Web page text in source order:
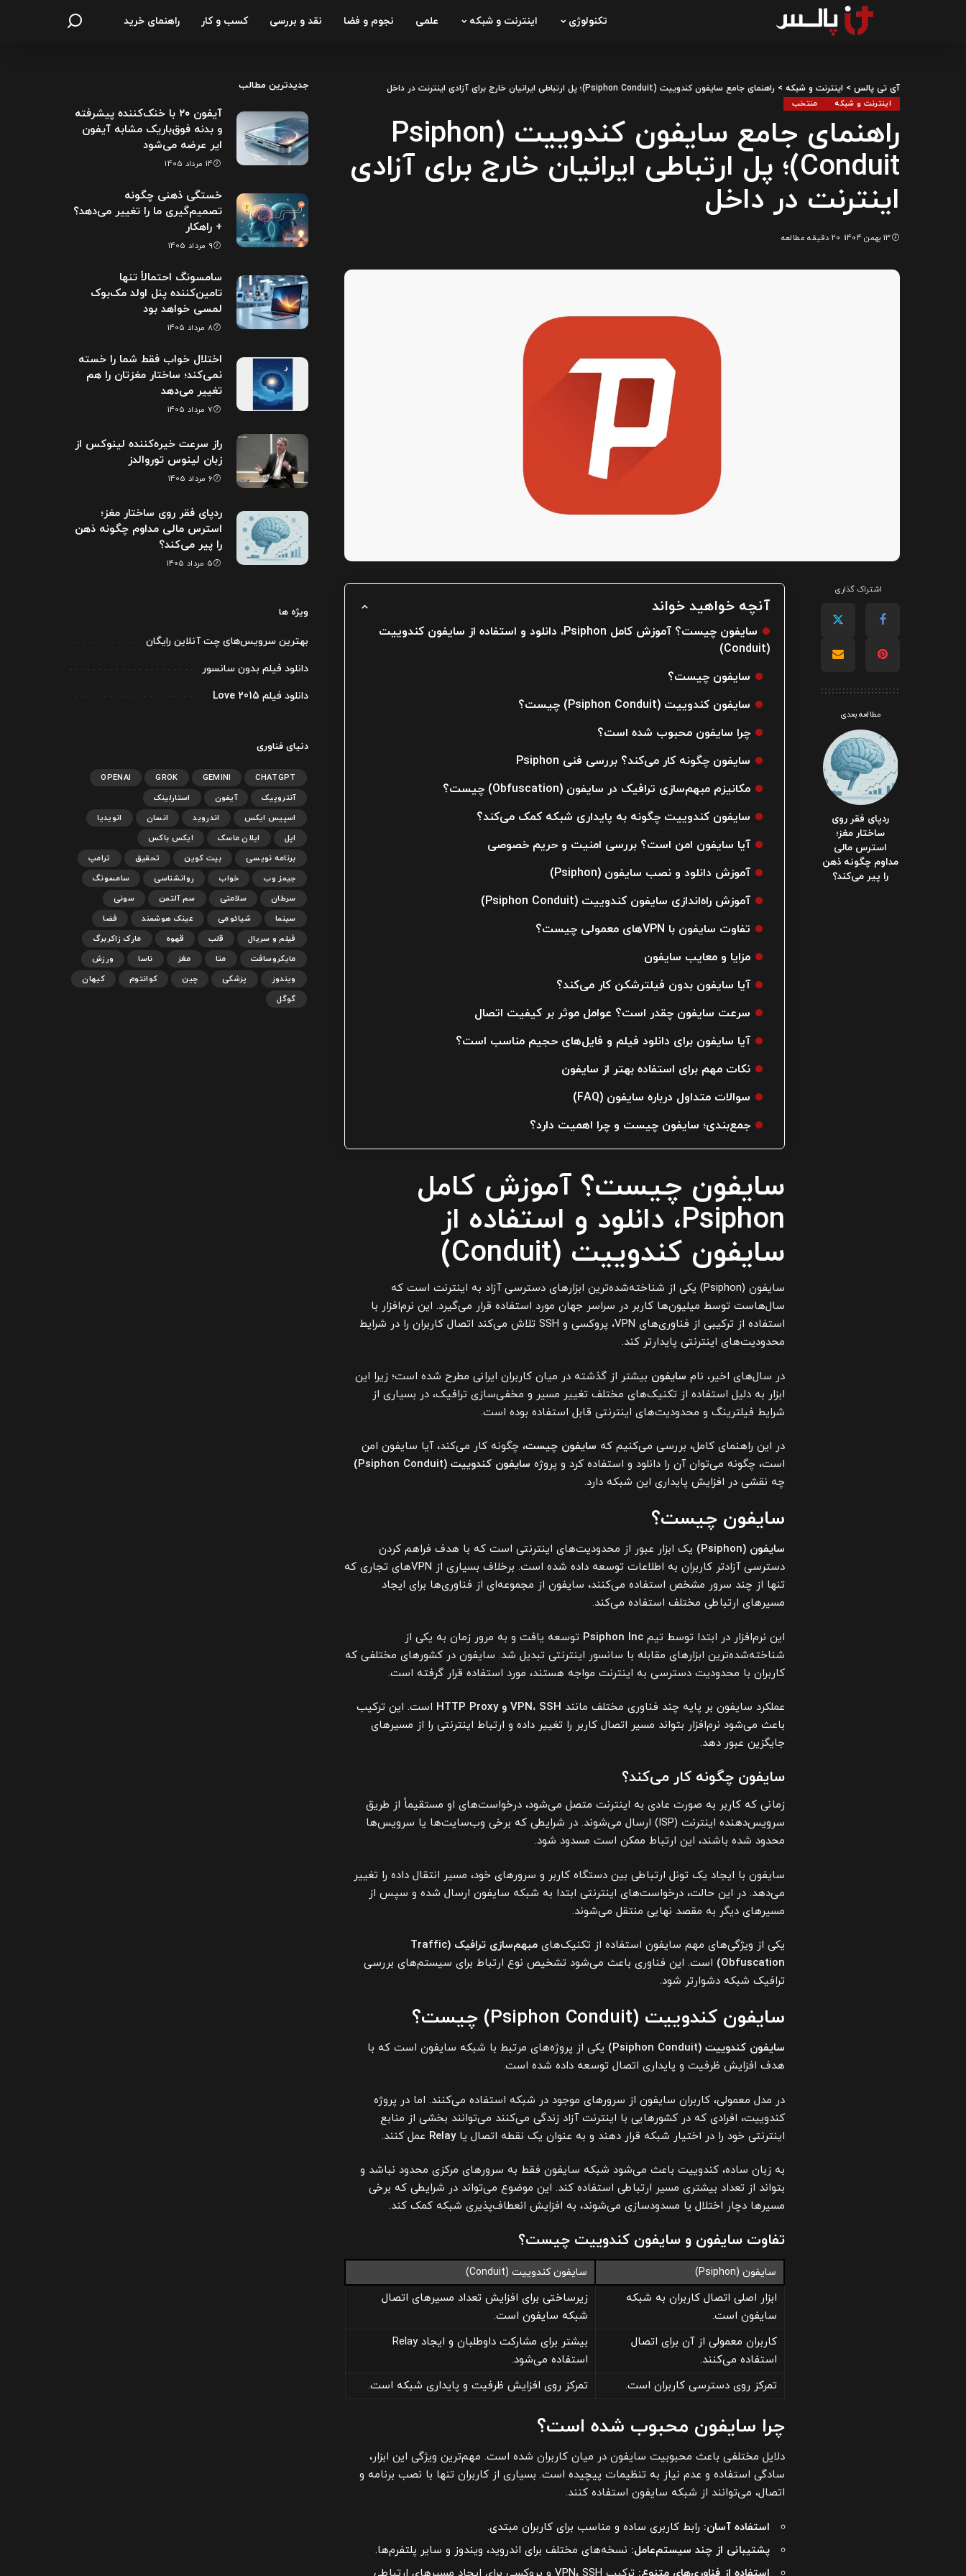
تکنولوژی اینترنت و شبکه علمی نجوم و فضا نقد و بررسی کسب و کار راهنمای خرید
آی تی پالس > اینترنت و شبکه > راهنمای جامع سایفون کندوییت (Psiphon Conduit)؛ پل ارتباطی ایرانیان خارج برای آزادی اینترنت در داخل
اینترنت و شبکه
منتخب
راهنمای جامع سایفون کندوییت (Psiphon
Conduit)؛ پل ارتباطی ایرانیان خارج برای آزادی
اینترنت در داخل
13 بهمن 1404 20 دقیقه مطالعه
اشتراک گذاری
مطالعه بعدی
ردپای فقر روی
ساختار مغز؛
استرس مالی
مداوم چگونه ذهن
را پیر می‌کند؟
آنچه خواهید خواند
سایفون چیست؟ آموزش کامل Psiphon، دانلود و استفاده از سایفون کندوییت
(Conduit)
سایفون چیست؟
سایفون کندوییت (Psiphon Conduit) چیست؟
چرا سایفون محبوب شده است؟
سایفون چگونه کار می‌کند؟ بررسی فنی Psiphon
مکانیزم مبهم‌سازی ترافیک در سایفون (Obfuscation) چیست؟
سایفون کندوییت چگونه به پایداری شبکه کمک می‌کند؟
آیا سایفون امن است؟ بررسی امنیت و حریم خصوصی
آموزش دانلود و نصب سایفون (Psiphon)
آموزش راه‌اندازی سایفون کندوییت (Psiphon Conduit)
تفاوت سایفون با VPNهای معمولی چیست؟
مزایا و معایب سایفون
آیا سایفون بدون فیلترشکن کار می‌کند؟
سرعت سایفون چقدر است؟ عوامل موثر بر کیفیت اتصال
آیا سایفون برای دانلود فیلم و فایل‌های حجیم مناسب است؟
نکات مهم برای استفاده بهتر از سایفون
سوالات متداول درباره سایفون (FAQ)
جمع‌بندی؛ سایفون چیست و چرا اهمیت دارد؟
سایفون چیست؟ آموزش کامل
Psiphon، دانلود و استفاده از
سایفون کندوییت (Conduit)
سایفون (Psiphon) یکی از شناخته‌شده‌ترین ابزارهای دسترسی آزاد به اینترنت است که
سال‌هاست توسط میلیون‌ها کاربر در سراسر جهان مورد استفاده قرار می‌گیرد. این نرم‌افزار با
استفاده از ترکیبی از فناوری‌های VPN، پروکسی و SSH تلاش می‌کند اتصال کاربران را در شرایط
محدودیت‌های اینترنتی پایدارتر کند.
در سال‌های اخیر، نام سایفون بیشتر از گذشته در میان کاربران ایرانی مطرح شده است؛ زیرا این
ابزار به دلیل استفاده از تکنیک‌های مختلف تغییر مسیر و مخفی‌سازی ترافیک، در بسیاری از
شرایط فیلترینگ و محدودیت‌های اینترنتی قابل استفاده بوده است.
در این راهنمای کامل، بررسی می‌کنیم که سایفون چیست، چگونه کار می‌کند، آیا سایفون امن
است، چگونه می‌توان آن را دانلود و استفاده کرد و پروژه سایفون کندوییت (Psiphon Conduit)
چه نقشی در افزایش پایداری این شبکه دارد.
سایفون چیست؟
سایفون (Psiphon)
یک ابزار عبور از محدودیت‌های اینترنتی است که با هدف فراهم کردن
دسترسی آزادتر کاربران به اطلاعات توسعه داده شده است. برخلاف بسیاری از VPNهای تجاری که
تنها از چند سرور مشخص استفاده می‌کنند، سایفون از مجموعه‌ای از فناوری‌ها برای ایجاد
مسیرهای ارتباطی مختلف استفاده می‌کند.
این نرم‌افزار در ابتدا توسط تیم Psiphon Inc توسعه یافت و به مرور زمان به یکی از
شناخته‌شده‌ترین ابزارهای مقابله با سانسور اینترنتی تبدیل شد. سایفون در کشورهای مختلفی که
کاربران با محدودیت دسترسی به اینترنت مواجه هستند، مورد استفاده قرار گرفته است.
عملکرد سایفون بر پایه چند فناوری مختلف مانند VPN، SSH و HTTP Proxy
است. این ترکیب
باعث می‌شود نرم‌افزار بتواند مسیر اتصال کاربر را تغییر داده و ارتباط اینترنتی را از مسیرهای
جایگزین عبور دهد.
سایفون چگونه کار می‌کند؟
زمانی که کاربر به صورت عادی به اینترنت متصل می‌شود، درخواست‌های او مستقیماً از طریق
سرویس‌دهنده اینترنت (ISP) ارسال می‌شوند. در شرایطی که برخی وب‌سایت‌ها یا سرویس‌ها
محدود شده باشند، این ارتباط ممکن است مسدود شود.
سایفون با ایجاد یک تونل ارتباطی بین دستگاه کاربر و سرورهای خود، مسیر انتقال داده را تغییر
می‌دهد. در این حالت، درخواست‌های اینترنتی ابتدا به شبکه سایفون ارسال شده و سپس از
مسیرهای دیگر به مقصد نهایی منتقل می‌شوند.
یکی از ویژگی‌های مهم سایفون استفاده از تکنیک‌های
مبهم‌سازی ترافیک (Traffic
Obfuscation)
است. این فناوری باعث می‌شود تشخیص نوع ارتباط برای سیستم‌های بررسی
ترافیک شبکه دشوارتر شود.
سایفون کندوییت (Psiphon Conduit) چیست؟
سایفون کندوییت (Psiphon Conduit)
یکی از پروژه‌های مرتبط با شبکه سایفون است که با
هدف افزایش ظرفیت و پایداری اتصال توسعه داده شده است.
در مدل معمولی، کاربران سایفون از سرورهای موجود در شبکه استفاده می‌کنند. اما در پروژه
کندوییت، افرادی که در کشورهایی با اینترنت آزاد زندگی می‌کنند می‌توانند بخشی از منابع
اینترنتی خود را در اختیار شبکه قرار دهند و به عنوان یک نقطه اتصال یاRelay عمل کنند.
به زبان ساده، کندوییت باعث می‌شود شبکه سایفون فقط به سرورهای مرکزی محدود نباشد و
بتواند از تعداد بیشتری مسیر ارتباطی استفاده کند. این موضوع می‌تواند در شرایطی که برخی
مسیرها دچار اختلال یا مسدودسازی می‌شوند، به افزایش انعطاف‌پذیری شبکه کمک کند.
تفاوت سایفون و سایفون کندوییت چیست؟
سایفون (Psiphon) سایفون کندوییت (Conduit)
ابزار اصلی اتصال کاربران به شبکه
سایفون است.
زیرساختی برای افزایش تعداد مسیرهای اتصال
شبکه سایفون است.
کاربران معمولی از آن برای اتصال
استفاده می‌کنند.
بیشتر برای مشارکت داوطلبان و ایجاد Relay
استفاده می‌شود.
تمرکز روی دسترسی کاربران است.
تمرکز روی افزایش ظرفیت و پایداری شبکه است.
چرا سایفون محبوب شده است؟
دلایل مختلفی باعث محبوبیت سایفون در میان کاربران شده است. مهم‌ترین ویژگی این ابزار،
سادگی استفاده و عدم نیاز به تنظیمات پیچیده است. بسیاری از کاربران تنها با نصب برنامه و
اتصال، می‌توانند از شبکه سایفون استفاده کنند.
استفاده آسان: رابط کاربری ساده و مناسب برای کاربران مبتدی.
پشتیبانی از چند سیستم‌عامل: نسخه‌های مختلف برای اندروید، ویندوز و سایر پلتفرم‌ها.
جدیدترین مطالب
آیفون ۲۰ با خنک‌کننده پیشرفته
و بدنه فوق‌باریک مشابه آیفون
ایر عرضه می‌شود
14 مرداد 1405
خستگی ذهنی چگونه
تصمیم‌گیری ما را تغییر می‌دهد؟
+ راهکار
9 مرداد 1405
سامسونگ احتمالاً تنها
تامین‌کننده پنل اولد مک‌بوک
لمسی خواهد بود
8 مرداد 1405
اختلال خواب فقط شما را خسته
نمی‌کند؛ ساختار مغزتان را هم
تغییر می‌دهد
7 مرداد 1405
راز سرعت خیره‌کننده لینوکس از
زبان لینوس توروالدز
6 مرداد 1405
ردپای فقر روی ساختار مغز؛
استرس مالی مداوم چگونه ذهن
را پیر می‌کند؟
5 مرداد 1405
ویژه ها
بهترین سرویس‌های چت آنلاین رایگان
دانلود فیلم بدون سانسور
دانلود فیلم Love 2015
دنیای فناوری
CHATGPT
GEMINI
GROK
OPENAI
آنتروپیک
آیفون
استارلینک
اسپیس ایکس
اندروید انسان
انویدیا
اپل
ایلان ماسک
ایکس باکس
برنامه نویسی
بیت کوین تحقیق
ترامپ
جیمز وب
خواب روانشناسی
سامسونگ
سرطان
سلامتی سم آلتمن
سونی
سینما
شیائومی عینک هوشمند
فضا
فیلم و سریال
قلب قهوه
مارک زاکربرگ
مایکروسافت
متا مغز ناسا
ورزش
ویندوز
پزشکی چین کوانتوم
کیهان
گوگل